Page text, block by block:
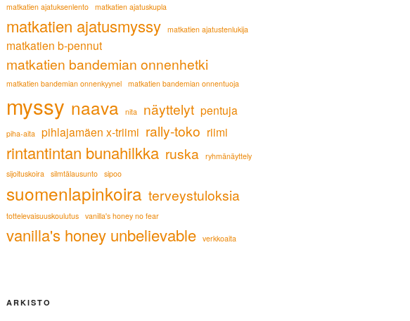
matkatien ajatuksenlento
matkatien ajatuskupla
matkatien ajatusmyssy matkatien ajatustenlukija
matkatien b-pennut
matkatien bandemian onnenhetki
matkatien bandemian onnenkyynel matkatien bandemian onnentuoja
myssy naava nita näyttelyt pentuja
piha-aita pihlajamäen x-triimi rally-toko riimi
rintantintan bunahilkka ruska
ryhmänäyttely
sijoituskoira
silmtälausunto sipoo
suomenlapinkoira terveystuloksia
tottelevaisuuskoulutus vanilla's honey no fear
vanilla's honey unbelievable verkkoaita
ARKISTO